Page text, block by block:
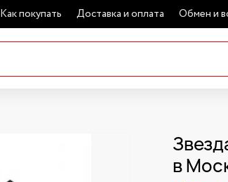
Как покупать Доставка и оплата Обмен и
в